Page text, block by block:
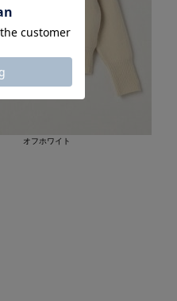
オフホワイト